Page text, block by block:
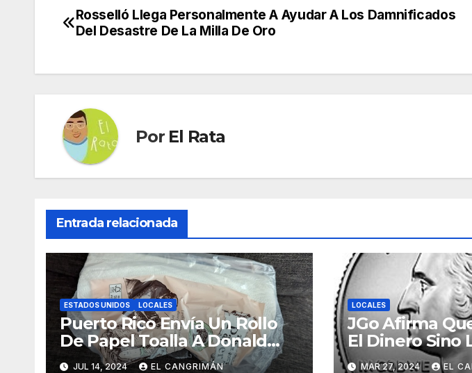
Navegación
entradas
Rosselló Llega Personalmente A Ayudar A Los Damnificados
Del Desastre De La Milla De Oro
Por El Rata
Entrada relacionada
ESTADOS UNIDOS LOCALES
Puerto Rico Envía Un Rollo
De Papel Toalla A Donald
Trump Pa’ Que Use Las Hojas
JUL 14, 2024 EL CANGRIMÁN
LOCALES
JGo Afirma
El Dinero Sino
Pregunta:
MAR 27, 2024 EL